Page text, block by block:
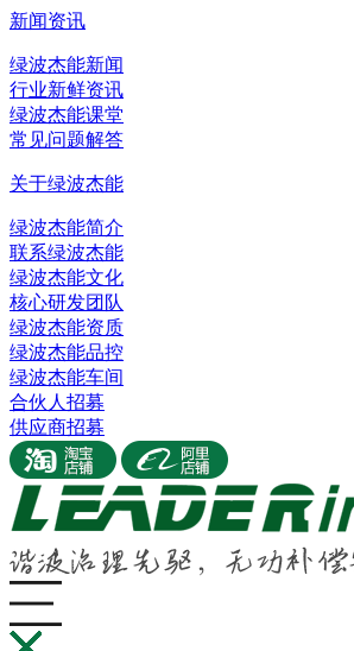
新闻资讯
绿波杰能新闻
行业新鲜资讯
绿波杰能课堂
常见问题解答
关于绿波杰能
绿波杰能简介
联系绿波杰能
绿波杰能文化
核心研发团队
绿波杰能资质
绿波杰能品控
绿波杰能车间
合伙人招募
供应商招募